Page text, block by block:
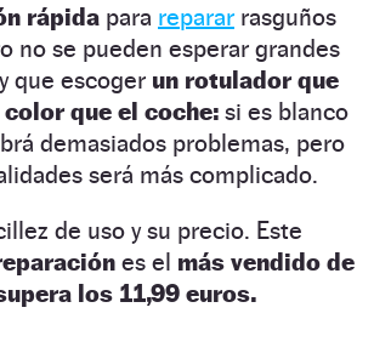
rápida para reparar rasguños
no se pueden esperar grandes
que escoger un rotulador que
que el coche: si es blanco
demasiados problemas, pero
será más complicado.
de uso y su precio. Este
es el más vendido de
los 11,99 euros.